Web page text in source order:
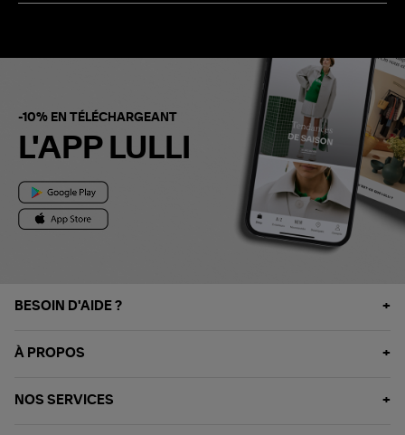
-10% EN TÉLÉCHARGEANT
L'APP LULLI
BESOIN D'AIDE ?
À PROPOS
NOS SERVICES